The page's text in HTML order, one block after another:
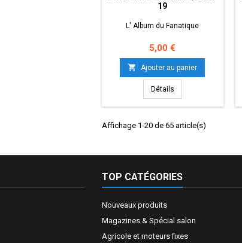
19
L' Album du Fanatique
Prix
5,00 €
 Ajouter au panier
Détails
Affichage 1-20 de 65 article(s)
TOP CATÉGORIES
Nouveaux produits
Magazines & Spécial salon
Agricole et moteurs fixes